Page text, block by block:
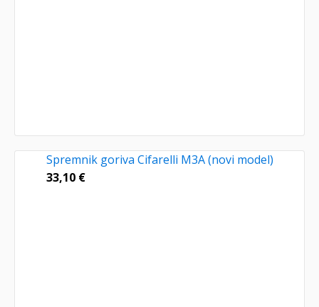
Spremnik goriva Cifarelli M3A (novi model)
33,10 €